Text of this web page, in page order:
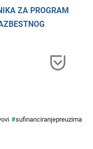
ZA PROGRAM
#sufinanciranjepreuzima